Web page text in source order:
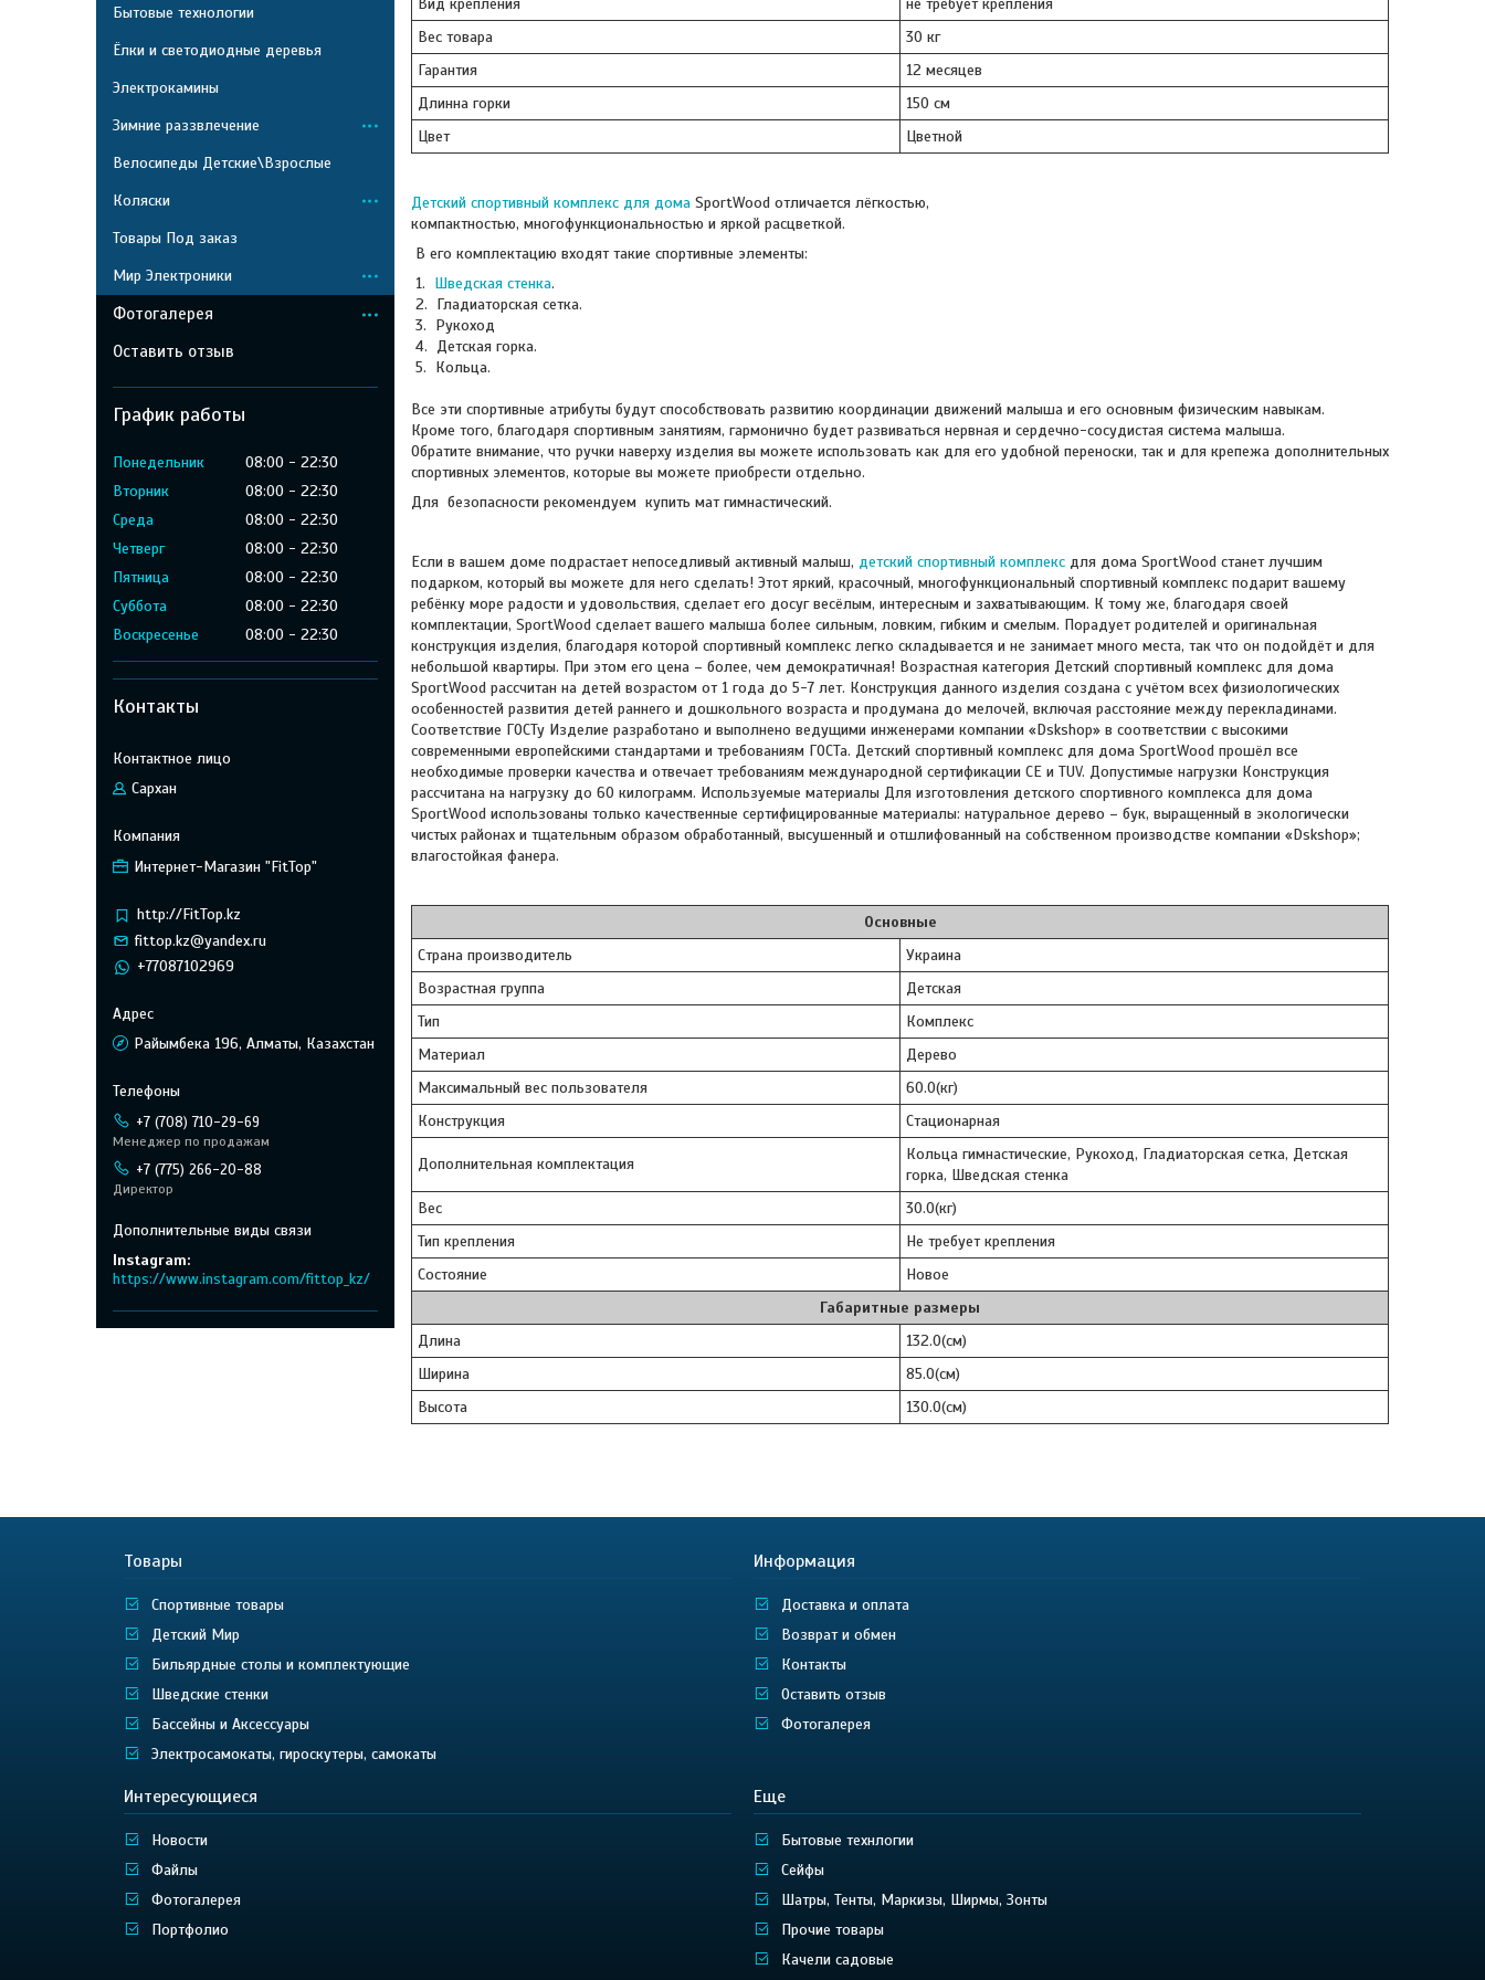
Вес товара
30 кг
Гарантия
12 месяцев
Длинна горки
150 см
Цвет
Цветной
Детский спортивный комплекс для дома SportWood отличается лёгкостью,
компактностью, многофункциональностью и яркой расцветкой.
В его комплектацию входят такие спортивные элементы:
1. Шведская стенка.
2. Гладиаторская сетка.
3. Рукоход
4. Детская горка.
5. Кольца.
Все эти спортивные атрибуты будут способствовать развитию координации движений малыша и его основным физическим навыкам.
Кроме того, благодаря спортивным занятиям, гармонично будет развиваться нервная и сердечно-сосудистая система малыша.
Обратите внимание, что ручки наверху изделия вы можете использовать как для его удобной переноски, так и для крепежа дополнительных
спортивных элементов, которые вы можете приобрести отдельно.
Для безопасности рекомендуем купить мат гимнастический.
Если в вашем доме подрастает непоседливый активный малыш, детский спортивный комплекс для дома SportWood станет лучшим
подарком, который вы можете для него сделать! Этот яркий, красочный, многофункциональный спортивный комплекс подарит вашему
ребёнку море радости и удовольствия, сделает его досуг весёлым, интересным и захватывающим. К тому же, благодаря своей
комплектации, SportWood сделает вашего малыша более сильным, ловким, гибким и смелым. Порадует родителей и оригинальная
конструкция изделия, благодаря которой спортивный комплекс легко складывается и не занимает много места, так что он подойдёт и для
небольшой квартиры. При этом его цена – более, чем демократичная! Возрастная категория Детский спортивный комплекс для дома
SportWood рассчитан на детей возрастом от 1 года до 5-7 лет. Конструкция данного изделия создана с учётом всех физиологических
особенностей развития детей раннего и дошкольного возраста и продумана до мелочей, включая расстояние между перекладинами.
Соответствие ГОСТу Изделие разработано и выполнено ведущими инженерами компании «Dskshop» в соответствии с высокими
современными европейскими стандартами и требованиям ГОСТа. Детский спортивный комплекс для дома SportWood прошёл все
необходимые проверки качества и отвечает требованиям международной сертификации СЕ и TUV. Допустимые нагрузки Конструкция
рассчитана на нагрузку до 60 килограмм. Используемые материалы Для изготовления детского спортивного комплекса для дома
SportWood использованы только качественные сертифицированные материалы: натуральное дерево – бук, выращенный в экологически
чистых районах и тщательным образом обработанный, высушенный и отшлифованный на собственном производстве компании «Dskshop»;
влагостойкая фанера.
Основные
Страна производитель
Украина
Возрастная группа
Детская
Тип
Комплекс
Материал
Дерево
Максимальный вес пользователя
60.0(кг)
Конструкция
Стационарная
Дополнительная комплектация
Кольца гимнастические, Рукоход, Гладиаторская сетка, Детская
горка, Шведская стенка
Вес
30.0(кг)
Тип крепления
Не требует крепления
Состояние
Новое
Габаритные размеры
Длина
132.0(см)
Ширина
85.0(см)
Высота
130.0(см)
Бытовые технологии
Ёлки и светодиодные деревья
Электрокамины
Зимние раззвлечение
Велосипеды Детские\Взрослые
Коляски
Товары Под заказ
Мир Электроники
Фотогалерея
Оставить отзыв
График работы
Понедельник 08:00
22:30
Вторник
08:00
22:30
Среда
08:00
22:30
Четверг
08:00
22:30
Пятница
08:00
22:30
Суббота
08:00
22:30
Воскресенье
08:00 22:30
Контакты
Сархан
Интернет-Магазин "FitTop"
http://FitTop.kz
fittop.kz@yandex.ru
+77087102969
Райымбека 196, Алматы, Казахстан
+7 (708) 710-29-69
Менеджер по продажам
+7 (775) 266-20-88
Директор
Instagram
https://www.instagram.com/fittop_kz/
Товары
Спортивные товары
Детский Мир
Бильярдные столы и комплектующие
Шведские стенки
Бассейны и Аксессуары
Электросамокаты, гироскутеры, самокаты
Информация
Доставка и оплата
Возврат и обмен
Контакты
Оставить отзыв
Фотогалерея
Интересующиеся
Новости
Файлы
Фотогалерея
Портфолио
Еще
Бытовые технлогии
Сейфы
Шатры, Тенты, Маркизы, Ширмы, Зонты
Прочие товары
Качели садовые